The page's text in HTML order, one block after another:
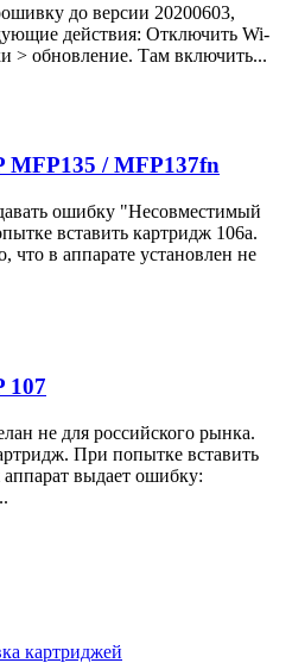
до версии 20200603,
действия: Отключить Wi-
> обновление. Там включить...
MFP135 / MFP137fn
ошибку "Несовместимый
вставить картридж 106a.
что в аппарате установлен не
107
не для российского рынка.
При попытке вставить
выдает ошибку:
картриджей